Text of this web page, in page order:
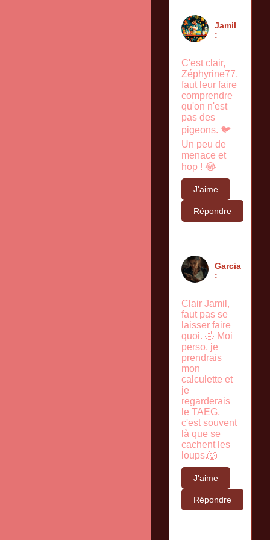
Jamil
:
C'est clair,
Zéphyrine77,
faut leur faire
comprendre
qu'on n'est
pas des
pigeons. 🐦
Un peu de
menace et
hop ! 😂
J'aime
Répondre
Garcia
:
Clair Jamil,
faut pas se
laisser faire
quoi. 🤣 Moi
perso, je
prendrais
mon
calculette et
je
regarderais
le TAEG,
c'est souvent
là que se
cachent les
loups.🐺
J'aime
Répondre